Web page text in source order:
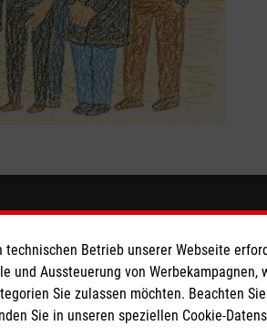
Malteser Hilfsdienst e.V.
Bank für Kirche und Caritas eG
3706 0120 1201 2040 18
Betrieb unserer Webseite
Aussteuerung von Werbekampagnen,
Sie zulassen möchten. Beachten
Sie in unseren speziellen Cookie-